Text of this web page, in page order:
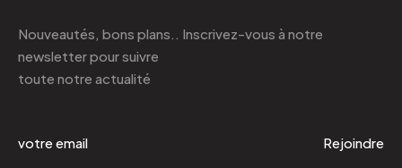
Nouveautés, bons plans.. Inscrivez-vous à notre
newsletterpour suivre
toute notre actualité
Rejoindre